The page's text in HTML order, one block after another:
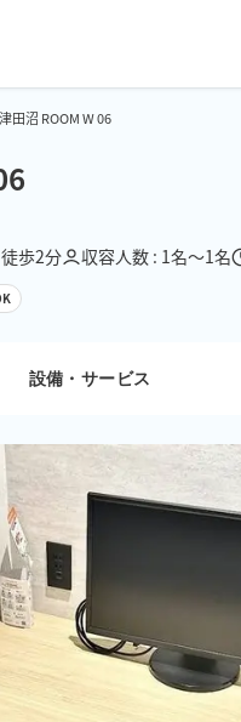
田沼 ROOM W 06
歩2分 収容人数 : 1名〜1名
設備・サービス